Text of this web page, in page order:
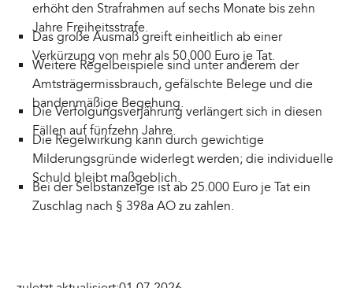
erhöht den Strafrahmen auf sechs Monate bis zehn
Jahre Freiheitsstrafe.
Das große Ausmaß greift einheitlich ab einer
Verkürzung von mehr als 50.000 Euro je Tat.
Weitere Regelbeispiele sind unter anderem der
Amtsträgermissbrauch, gefälschte Belege und die
bandenmäßige Begehung.
Die Verfolgungsverjährung verlängert sich in diesen
Fällen auf fünfzehn Jahre.
Die Regelwirkung kann durch gewichtige
Milderungsgründe widerlegt werden; die individuelle
Schuld bleibt maßgeblich.
Bei der Selbstanzeige ist ab 25.000 Euro je Tat ein
Zuschlag nach § 398a AO zu zahlen.